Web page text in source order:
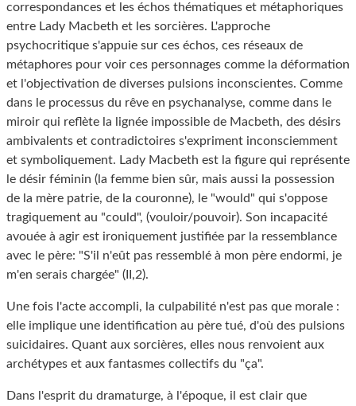
correspondances et les échos thématiques et métaphoriques
entre Lady Macbeth et les sorcières. L'approche
psychocritique s'appuie sur ces échos, ces réseaux de
métaphores pour voir ces personnages comme la déformation
et l'objectivation de diverses pulsions inconscientes. Comme
dans le processus du rêve en psychanalyse, comme dans le
miroir qui reflète la lignée impossible de Macbeth, des désirs
ambivalents et contradictoires s'expriment inconsciemment
et symboliquement. Lady Macbeth est la figure qui représente
le désir féminin (la femme bien sûr, mais aussi la possession
de la mère patrie, de la couronne), le "would" qui s'oppose
tragiquement au "could", (vouloir/pouvoir). Son incapacité
avouée à agir est ironiquement justifiée par la ressemblance
avec le père: "S'il n'eût pas ressemblé à mon père endormi, je
m'en serais chargée" (II,2).
Une fois l'acte accompli, la culpabilité n'est pas que morale :
elle implique une identification au père tué, d'où des pulsions
suicidaires. Quant aux sorcières, elles nous renvoient aux
archétypes et aux fantasmes collectifs du "ça".
Dans l'esprit du dramaturge, à l'époque, il est clair que